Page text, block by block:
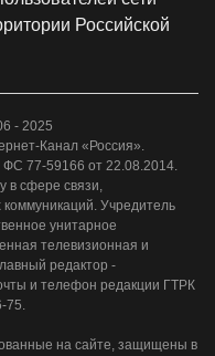
Российской
- 2025
Канал «Россия».
77-59166 от 22.08.2014.
в сфере связи,
Учредитель
унитарное
телевизионная и
редактор -
и телефон редакции ГТРК
75.
на сайте, защищены в